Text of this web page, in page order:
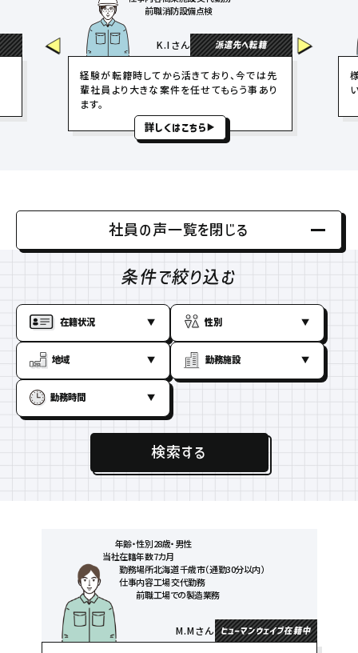
K.Iさん 派遣先へ転籍
前職消防設備点検
経験が転籍時してから活きており、今では先
輩社員より大きな案件を任せてもらう事あり
ます。
詳しくはこちら
社員の声一覧を閉じる
条件で絞り込む
在籍状況 性別
地域 勤務施設
勤務時間
検索する
M.Mさん ヒューマンウェイブ在籍中
年齢・性別28歳・男性
当社在籍年数7カ月
勤務場所北海道 千歳市（通勤30分以内）
仕事内容工場 交代勤務
前職工場での製造業務